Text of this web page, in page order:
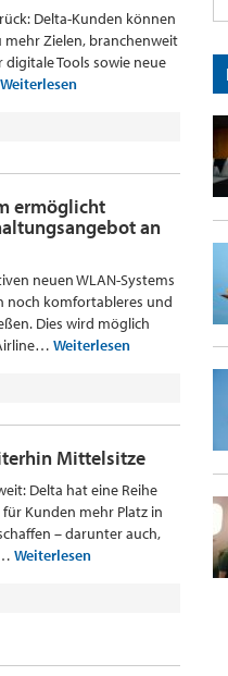
Delta-Kunden können
Zielen, branchenweit
Tools sowie neue
Weiterlesen
ermöglicht
an
neuen WLAN-Systems
noch komfortableres und
Dies wird möglich
Weiterlesen
Mittelsitze
Delta hat eine Reihe
Kunden mehr Platz in
– darunter auch,
Weiterlesen